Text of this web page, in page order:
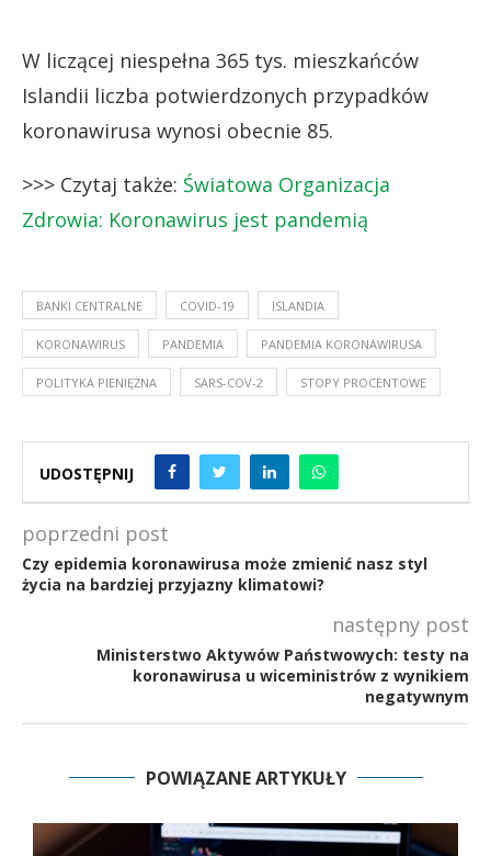
W liczącej niespełna 365 tys. mieszkańców
Islandii liczba potwierdzonych przypadków
koronawirusa wynosi obecnie 85.
>>> Czytaj także: Światowa Organizacja
Zdrowia: Koronawirus jest pandemią
BANKI CENTRALNE COVID-19 ISLANDIA
KORONAWIRUS PANDEMIA PANDEMIA KORONAWIRUSA
POLITYKA PIENIĘŻNA SARS-COV-2 STOPY PROCENTOWE
UDOSTĘPNIJ
poprzedni post
Czy epidemia koronawirusa może zmienić nasz styl
życia na bardziej przyjazny klimatowi?
następny post
Ministerstwo Aktywów Państwowych: testy na
koronawirusa u wiceministrów z wynikiem
negatywnym
POWIĄZANE ARTYKUŁY